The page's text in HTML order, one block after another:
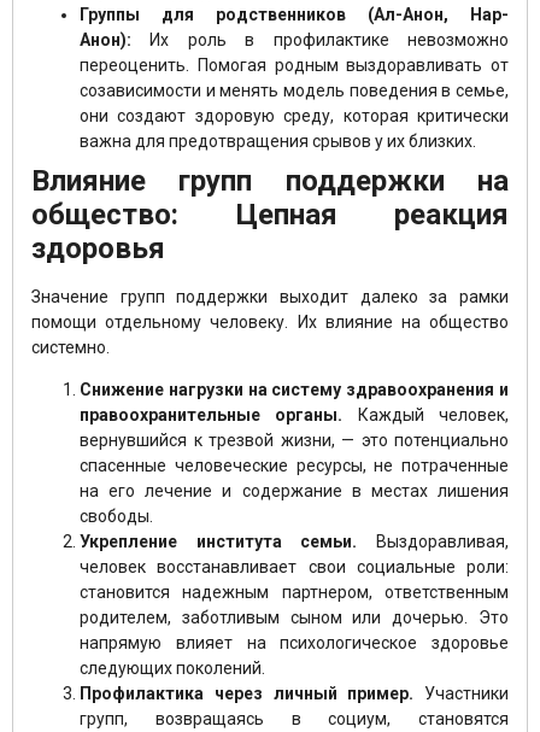
Группы для родственников (Ал-Анон, Нар-
Анон): Их роль в профилактике невозможно
переоценить. Помогая родным выздоравливать от
созависимости и менять модель поведения в семье,
они создают здоровую среду, которая критически
важна для предотвращения срывов у их близких.
Влияние групп поддержки на
общество: Цепная реакция
здоровья
Значение групп поддержки выходит далеко за рамки
помощи отдельному человеку. Их влияние на общество
системно.
Снижение нагрузки на систему здравоохранения и
правоохранительные органы. Каждый человек,
вернувшийся к трезвой жизни, — это потенциально
спасенные человеческие ресурсы, не потраченные
на его лечение и содержание в местах лишения
свободы.
Укрепление института семьи. Выздоравливая,
человек восстанавливает свои социальные роли:
становится надежным партнером, ответственным
родителем, заботливым сыном или дочерью. Это
напрямую влияет на психологическое здоровье
следующих поколений.
Профилактика через личный пример. Участники
групп, возвращаясь в социум, становятся